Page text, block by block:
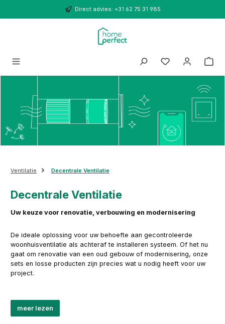
Ga naar de hoofdinhoudDirect advies: +31 62 75 31 985
Ventilatie Decentrale Ventilatie
Decentrale Ventilatie
Uw keuze voor renovatie, verbouwing en modernisering
De ideale oplossing voor uw behoefte aan gecontroleerde
woonhuisventilatie als achteraf te installeren systeem. Of het nu
gaat om renovatie van een oud gebouw of modernisering, onze
sets en losse producten zijn precies wat u nodig heeft voor uw
project.
meer lezen